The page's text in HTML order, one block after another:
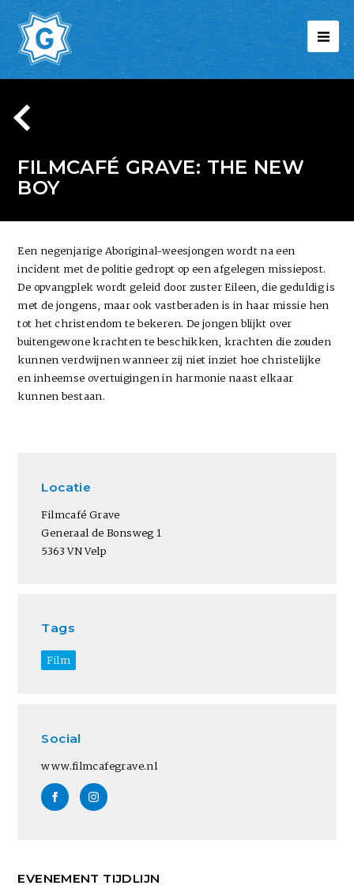
FILMCAFÉ GRAVE: THE NEW
BOY
Een negenjarige Aboriginal-weesjongen wordt na een
incident met de politie gedropt op een afgelegen missiepost.
De opvangplek wordt geleid door zuster Eileen, die geduldig is
met de jongens, maar ook vastberaden is in haar missie hen
tot het christendom te bekeren. De jongen blijkt over
buitengewone krachten te beschikken, krachten die zouden
kunnen verdwijnen wanneer zij niet inziet hoe christelijke
en inheemse overtuigingen in harmonie naast elkaar
kunnen bestaan.
Locatie
Filmcafé Grave
Generaal de Bonsweg 1
5363 VN Velp
Tags
Film
Social
www.filmcafegrave.nl
EVENEMENT TIJDLIJN